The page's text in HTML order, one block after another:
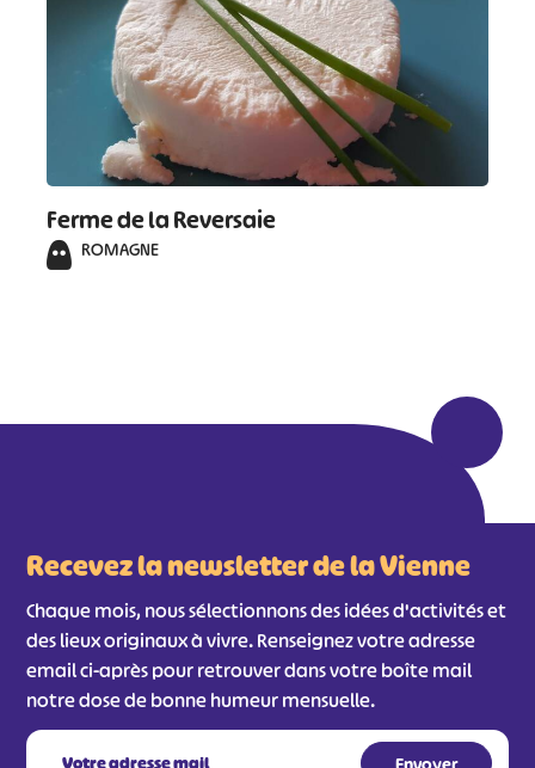
Ferme de la Reversaie
ROMAGNE
Recevez la newsletter de la Vienne
Chaque mois, nous sélectionnons des idées d'activités et
des lieux originaux à vivre. Renseignez votre adresse
email ci-après pour retrouver dans votre boîte mail
notre dose de bonne humeur mensuelle.